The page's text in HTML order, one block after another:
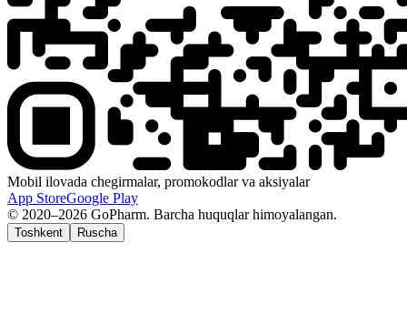
Mobil ilovada chegirmalar, promokodlar va aksiyalar
App StoreGoogle Play
© 2020–2026 GoPharm. Barcha huquqlar himoyalangan.
Toshkent Ruscha